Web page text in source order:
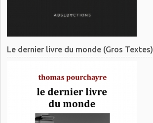
Le dernier livre du monde (Gros Textes)